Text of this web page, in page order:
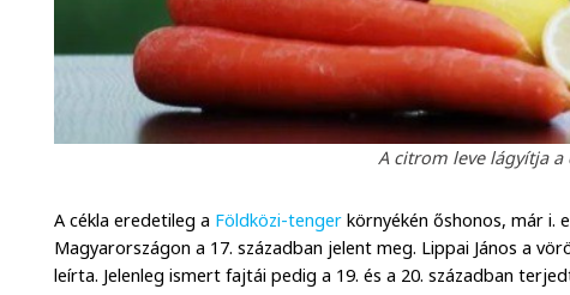
A citrom leve lágyítja a
A cékla eredetileg a Földközi-tenger környékén őshonos, már i.
Magyarországon a 17. században jelent meg. Lippai János a
leírta. Jelenleg ismert fajtái pedig a 19. és a 20. században